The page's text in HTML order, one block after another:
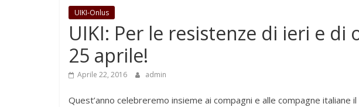
UIKI-Onlus
UIKI: Per le resistenze di ieri e di
25 aprile!
Aprile 22, 2016 admin
Quest’anno celebreremo insieme ai compagni e alle compagne italiane